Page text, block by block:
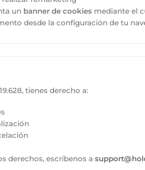
un banner de cookies mediante el
desde la configuración de tu
tienes derecho a:
derechos, escríbenos a